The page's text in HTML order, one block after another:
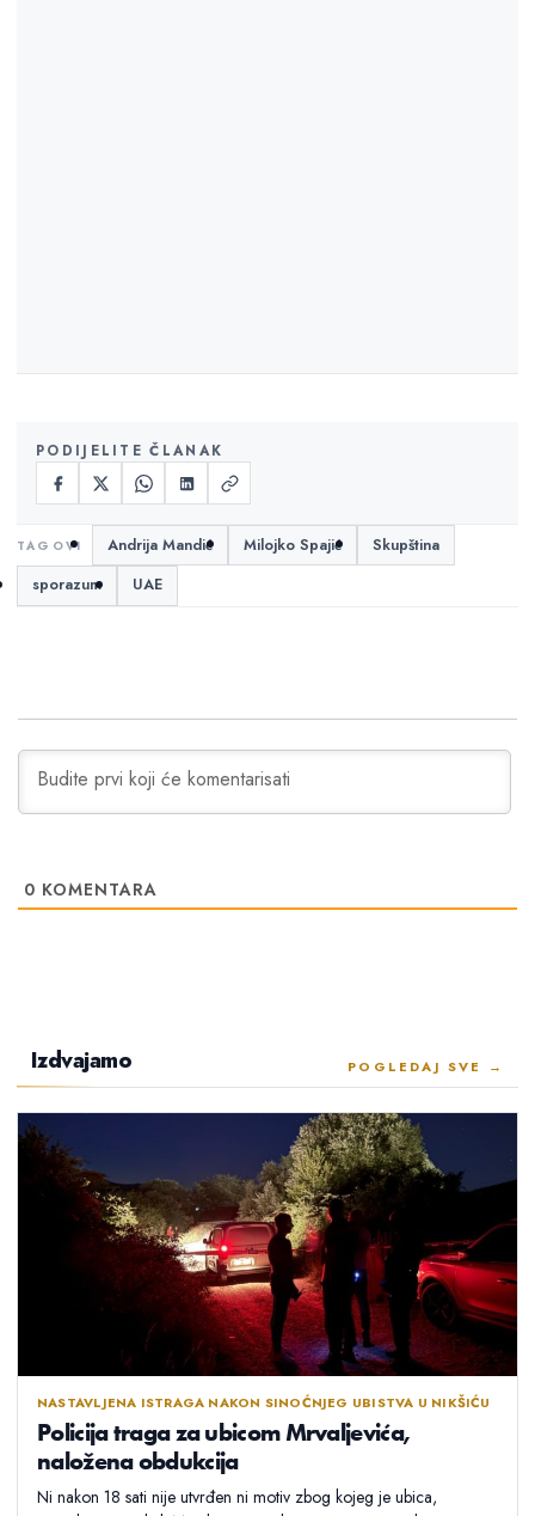
PODIJELITE ČLANAK
Andrija Mandić Milojko Spajić
Skupština
sporazum
UAE
0 KOMENTARA
Izdvajamo POGLEDAJ SVE →
NASTAVLJENA ISTRAGA NAKON SINOĆNJEG UBISTVA U NIKŠIĆU
Policija traga za ubicom Mrvaljevića,
naložena obdukcija
Ni nakon 18 sati nije utvrđen ni motiv zbog kojeg je ubica,